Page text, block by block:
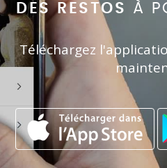
DES RESTOS À
Téléchargez